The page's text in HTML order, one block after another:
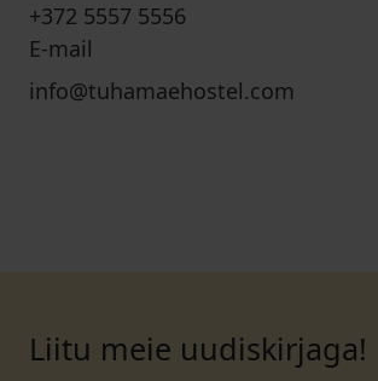
+372 5557 5556
E-mail
info@tuhamaehostel.com
Liitu meie uudiskirjaga!